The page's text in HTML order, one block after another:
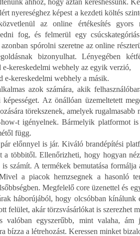
nyereséghez képest a kezdeti költés
az online értékesítés gyors
fog, és felmerül egy
spórolni szeretne az online
bizonyulhat. Lényegében
e-kereskedelmi webhely az egyik verzió,
e-kereskedelmi webhely a másik.
azok számára, akik
Az önállóan üzemeltetett
törekszenek, amelyek
t igényelnek. Bármelyik platformot
függ.
előnnyel is jár. Kiváló brandépítési
a többitől. Ellenőrizheti, hogy hogyan
számít. A termékek bemutatása
a piacok hemzsegnek a hasonló
Megfelelő core üzenettel és
háborújából, hogy olcsóbban
felület, akár törzsvásárlókat is szerezhet
valóban egyszerűbb, mint valaha,
bízza a létrehozást. Keressen minket